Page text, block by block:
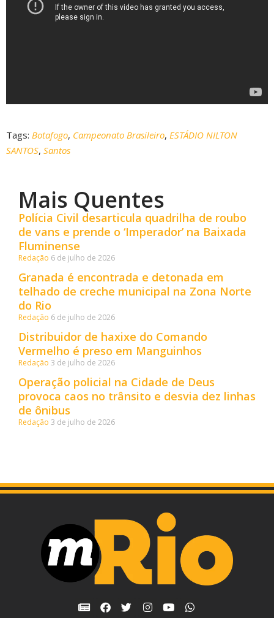
Tags: Botafogo, Campeonato Brasileiro, ESTÁDIO NILTON
SANTOS, Santos
Mais Quentes
Polícia Civil desarticula quadrilha de roubo
de vans e prende o ‘Imperador’ na Baixada
Fluminense
Redação 6 de julho de 2026
Granada é encontrada e detonada em
telhado de creche municipal na Zona Norte
do Rio
Redação 6 de julho de 2026
Distribuidor de haxixe do Comando
Vermelho é preso em Manguinhos
Redação 3 de julho de 2026
Operação policial na Cidade de Deus
provoca caos no trânsito e desvia dez linhas
de ônibus
Redação 3 de julho de 2026